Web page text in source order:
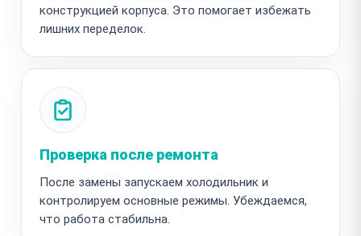
конструкцией корпуса. Это помогает избежать
лишних переделок.
Проверка после ремонта
После замены запускаем холодильник и
контролируем основные режимы. Убеждаемся,
что работа стабильна.